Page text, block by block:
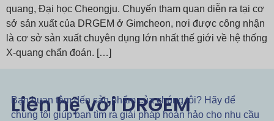
quang, Đại học Cheongju. Chuyến tham quan diễn ra tại cơ
sở sản xuất của DRGEM ở Gimcheon, nơi được công nhận
là cơ sở sản xuất chuyên dụng lớn nhất thế giới về hệ thống
X-quang chẩn đoán. […]
Liên hệ với DRGEM
Bạn quan tâm đến sản phẩm của chúng tôi? Hãy để
chúng tôi giúp bạn tìm ra giải pháp hoàn hảo cho nhu cầu